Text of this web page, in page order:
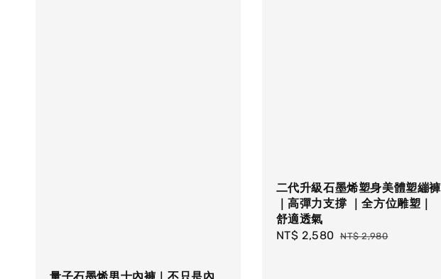
量子石墨烯男士內褲｜不只是內
二代升級石墨烯塑身美體塑繃褲
｜高彈力支撐 ｜全方位雕塑｜
舒適透氣
Sale
NT$ 2,580 Regular
NT$ 2,980